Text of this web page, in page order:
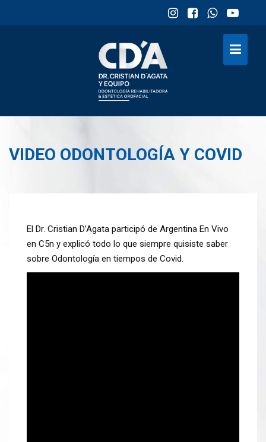
VIDEO ODONTOLOGÍA Y COVID
El Dr. Cristian D’Agata participó de Argentina En Vivo
en C5n y explicó todo lo que siempre quisiste saber
sobre Odontología en tiempos de Covid.